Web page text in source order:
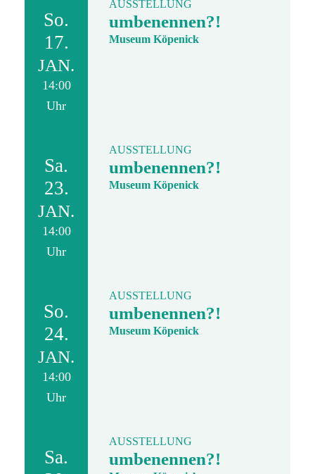
So.
17.
JAN.
14:00
Uhr
AUSSTELLUNG
umbenennen?!
Museum Köpenick
Sa.
23.
JAN.
14:00
Uhr
AUSSTELLUNG
umbenennen?!
Museum Köpenick
So.
24.
JAN.
14:00
Uhr
AUSSTELLUNG
umbenennen?!
Museum Köpenick
Sa.
AUSSTELLUNG
umbenennen?!